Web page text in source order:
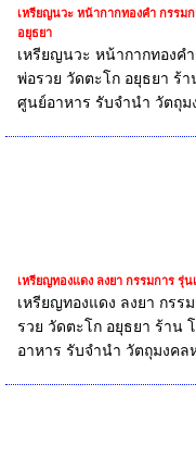
เหรียญนวะ หน้ากากทองคำ กรรม
อยุธยา
เหรียญนวะ หน้ากากทองค
พ่อรวย วัดตะโก อยุธยา ร้
ศูนย์อาหาร รับจำนำ วัตถุม
เหรียญทองแดง ลงยา กรรมการ รุ่
เหรียญทองแดง ลงยา กร
รวย วัดตะโก อยุธยา ร้าน
อาหาร รับจำนำ วัตถุมงคล